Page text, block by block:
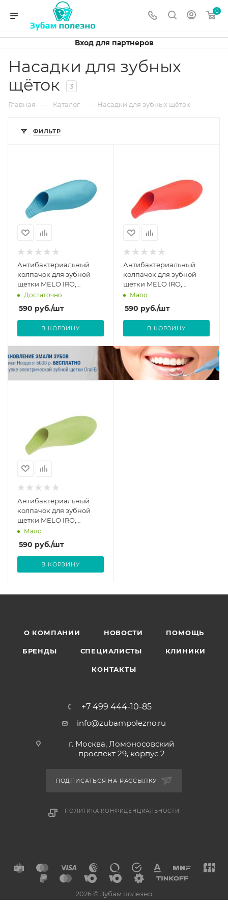
0
Вход для партнеров
Насадки для зубных
щёток
3
Главная — Каталог — Насадки для зубных щёток
ФИЛЬТР
Антибактериальный
колпачок для зубной
щетки MELO IRO,
голубой
Достаточно
590 руб./шт
В КОРЗИНУ
Антибактериальный
колпачок для зубной
щетки MELO IRO,
красный
Мало
590 руб./шт
В КОРЗИНУ
Антибактериальный
колпачок для зубной
щетки MELO IRO,
зеленый
Мало
590 руб./шт
В КОРЗИНУ
О КОМПАНИИ НОВОСТИ ПОМОЩЬ
БРЕНДЫ СПЕЦИАЛИСТЫ КЛИНИКИ
КОНТАКТЫ
+7 499 444-10-85
info@zubampolezno.ru
г. Москва, Ломоносовский
проспект 29, корпус 2
ПОДПИСАТЬСЯ НА РАССЫЛКУ
ПОЛИТИКА КОНФИДЕНЦИАЛЬНОСТИ
2026 © Зубам полезно